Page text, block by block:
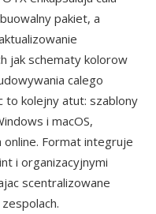
pakiet, a
jak schematy kolorow
calego
to kolejny atut: szablony
i macOS,
online. Format integruje
i organizacyjnymi
scentralizowane